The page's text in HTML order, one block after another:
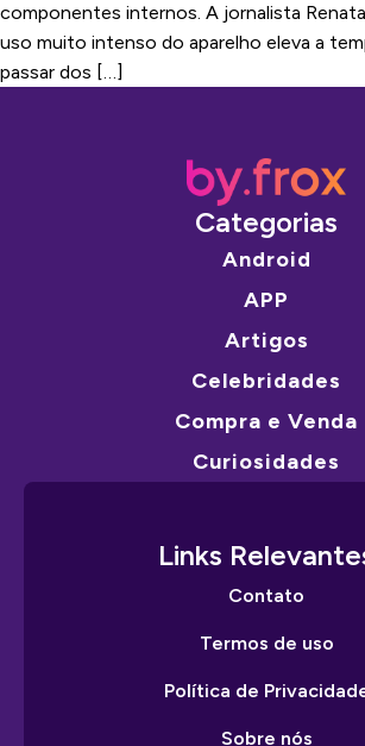
componentes internos. A jornalista
uso muito intenso do aparelho eleva a
passar dos […]
Categorias
Android
APP
Artigos
Celebridades
Compra e Venda
Curiosidades
Links
Contato
Termos de uso
Política de
Sobre nós